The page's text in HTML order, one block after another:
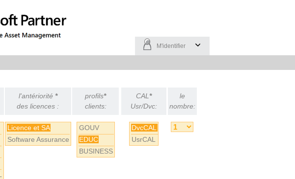
M'identifier
l'antériorité *
des licences :
Licence et SA
Software Assurance
profils*
clients:
GOUV
EDUC
BUSINESS
CAL *
Usr/Dvc:
DvcCAL
UsrCAL
le
nombre: